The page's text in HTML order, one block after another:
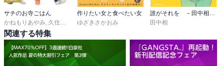
サチのお寺ごはん
かねもりあやみ, 久住昌之 青江覚峰
作りたい女と食べたい女
ゆざきさかおみ
誰がそれを －田中相短篇集－
田中相
関連する特集